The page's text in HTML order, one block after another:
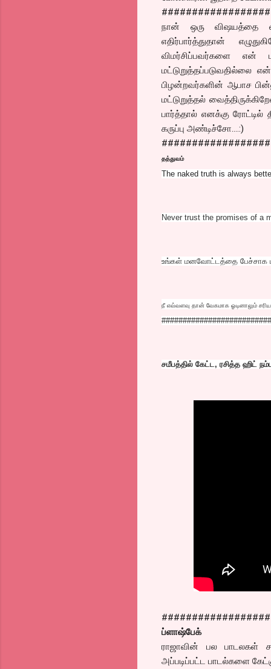
நான் ஒரு விஷயத்தை
எதிர்பார்த்துதான்
விமர்சிப்பவர்களை என்
மட்டுறுத்தப்படுவதில்லை
பிழன்றவர்களின் ஆபாச
மட்டுறுத்தல்
பார்த்தால் எனக்கு ரோட்டில்
கருப்பு அண்டிச்சோ....:)
தத்துவம்
The naked truth is always
Never trust the promises of a
உங்கள் மனவோட்டத்தை பேச்சாக
நீ எவ்வளவு தான் வேகமாக ஓடினாலும்
சமீபத்தில் கேட்ட, ரசித்த ஹிட்
ப்ளாஷ்பேக்
ராஜாவின் பல பாடலகள்
அப்படிப்பட்ட பாடல்களை